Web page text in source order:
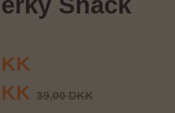
39,00 DKK